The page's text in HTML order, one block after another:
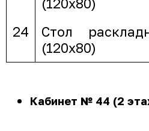
(120х80)
24
Стол
(120х80)
Кабинет № 44 (2